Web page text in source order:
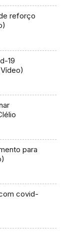
reforço
19
para
covid-